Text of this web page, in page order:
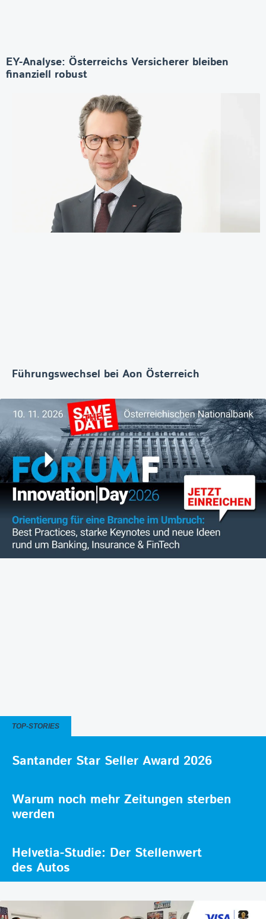
EY-Analyse: Österreichs Versicherer bleiben
finanziell robust
Führungswechsel bei Aon Österreich
TOP-STORIES
Santander Star Seller Award 2026
Warum noch mehr Zeitungen sterben
werden
Helvetia-Studie: Der Stellenwert
des Autos